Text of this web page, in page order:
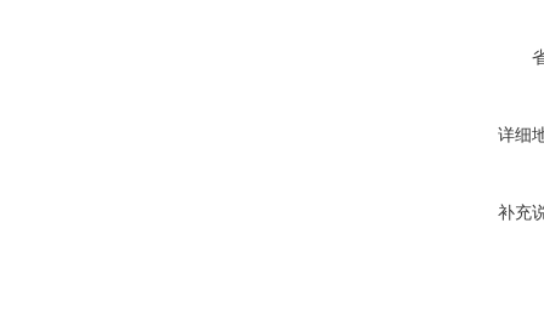
详细
补充